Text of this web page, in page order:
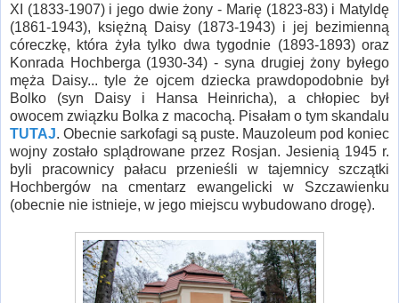
XI (1833-1907) i jego dwie żony - Marię (1823-83) i Matyldę
(1861-1943), księżną Daisy (1873-1943) i jej bezimienną
córeczkę, która żyła tylko dwa tygodnie (1893-1893) oraz
Konrada Hochberga (1930-34) - syna drugiej żony byłego
męża Daisy... tyle że ojcem dziecka prawdopodobnie był
Bolko (syn Daisy i Hansa Heinricha), a chłopiec był
owocem związku Bolka z macochą. Pisałam o tym skandalu
TUTAJ. Obecnie sarkofagi są puste. Mauzoleum pod koniec
wojny zostało splądrowane przez Rosjan. Jesienią 1945 r.
byli pracownicy pałacu przenieśli w tajemnicy szczątki
Hochbergów na cmentarz ewangelicki w Szczawienku
(obecnie nie istnieje, w jego miejscu wybudowano drogę).